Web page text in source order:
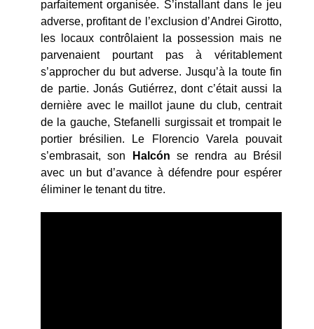
parfaitement organisée. S’installant dans le jeu
adverse, profitant de l’exclusion d’Andrei Girotto,
les locaux contrôlaient la possession mais ne
parvenaient pourtant pas à véritablement
s’approcher du but adverse. Jusqu’à la toute fin
de partie. Jonás Gutiérrez, dont c’était aussi la
dernière avec le maillot jaune du club, centrait
de la gauche, Stefanelli surgissait et trompait le
portier brésilien. Le Florencio Varela pouvait
s’embrasait, son
Halcón se rendra au Brésil
avec un but d’avance à défendre pour espérer
éliminer le tenant du titre.